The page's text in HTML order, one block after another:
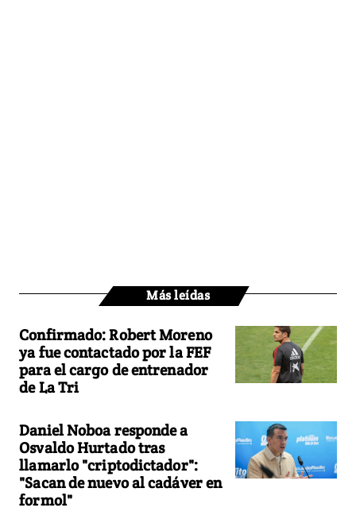
Más leídas
Confirmado: Robert Moreno
ya fue contactado por la FEF
para el cargo de entrenador
de La Tri
Daniel Noboa responde a
Osvaldo Hurtado tras
llamarlo "criptodictador":
"Sacan de nuevo al cadáver en
formol"